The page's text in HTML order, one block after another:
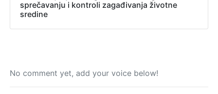
sprečavanju i kontroli zagađivanja životne
sredine
No comment yet, add your voice below!